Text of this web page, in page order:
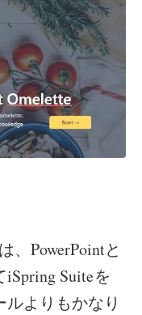
、PowerPointと
Suiteを
よりもかなり